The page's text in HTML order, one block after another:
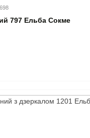
797 Ельба Сокме